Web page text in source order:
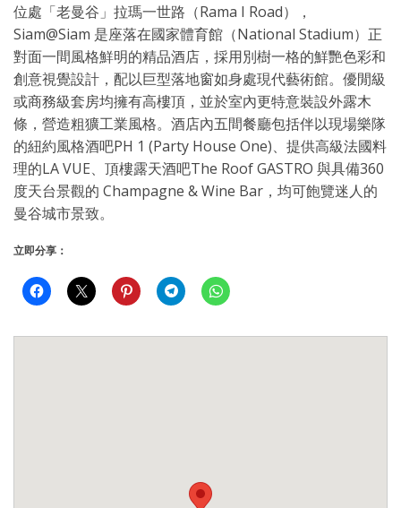
位處「老曼谷」拉瑪一世路（Rama I Road），
Siam@Siam 是座落在國家體育館（National Stadium）正
對面一間風格鮮明的精品酒店，採用別樹一格的鮮艷色彩和
創意視覺設計，配以巨型落地窗如身處現代藝術館。優閒級
或商務級套房均擁有高樓頂，並於室內更特意裝設外露木
條，營造粗獷工業風格。酒店內五間餐廳包括伴以現場樂隊
的紐約風格酒吧PH 1 (Party House One)、提供高級法國料
理的LA VUE、頂樓露天酒吧The Roof GASTRO 與具備360
度天台景觀的 Champagne & Wine Bar，均可飽覽迷人的
曼谷城市景致。
立即分享：